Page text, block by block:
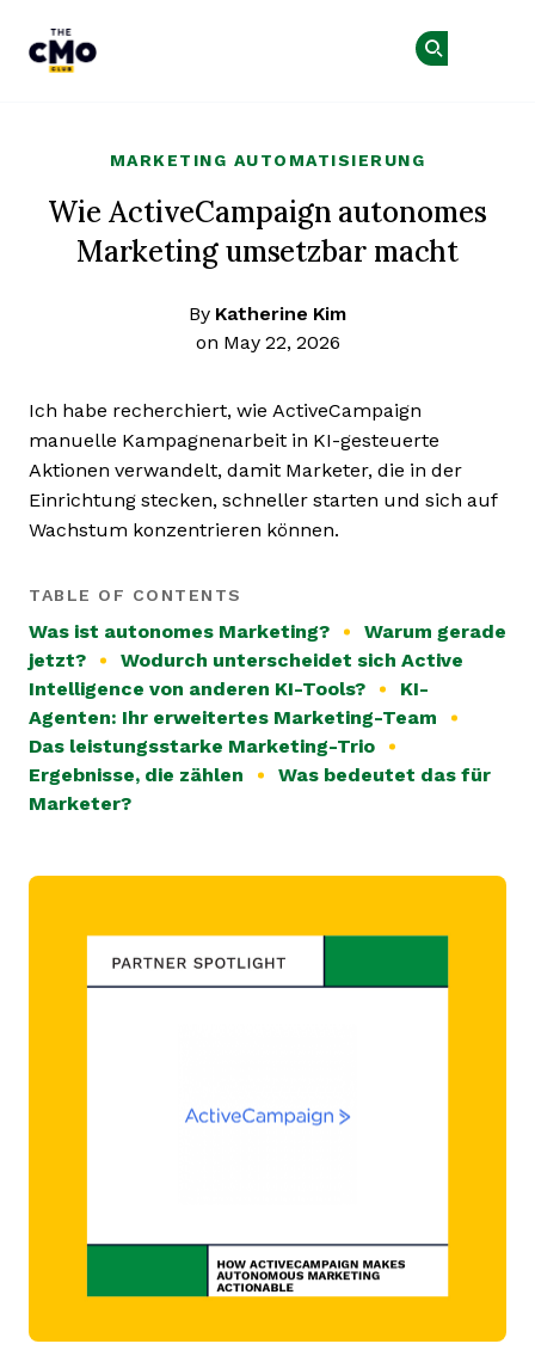
MARKETING AUTOMATISIERUNG
Wie ActiveCampaign autonomes
Marketing umsetzbar macht
By Katherine Kim
on May 22, 2026
Ich habe recherchiert, wie ActiveCampaign
manuelle Kampagnenarbeit in KI-gesteuerte
Aktionen verwandelt, damit Marketer, die in der
Einrichtung stecken, schneller starten und sich auf
Wachstum konzentrieren können.
TABLE OF CONTENTS
Was ist autonomes Marketing?
Warum gerade
jetzt?
Wodurch unterscheidet sich Active
Intelligence von anderen KI-Tools?
KI-
Agenten: Ihr erweitertes Marketing-Team
Das leistungsstarke Marketing-Trio
Ergebnisse, die zählen
Was bedeutet das für
Marketer?